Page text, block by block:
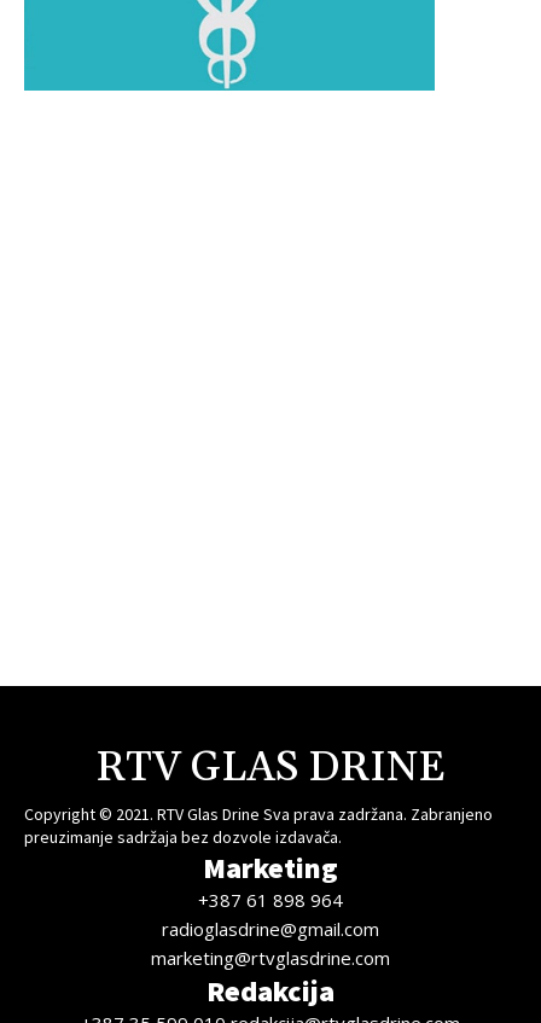
RTV GLAS DRINE
Copyright © 2021. RTV Glas Drine Sva prava zadržana. Zabranjeno
preuzimanje sadržaja bez dozvole izdavača.
Marketing
+387 61 898 964
radioglasdrine@gmail.com
marketing@rtvglasdrine.com
Redakcija